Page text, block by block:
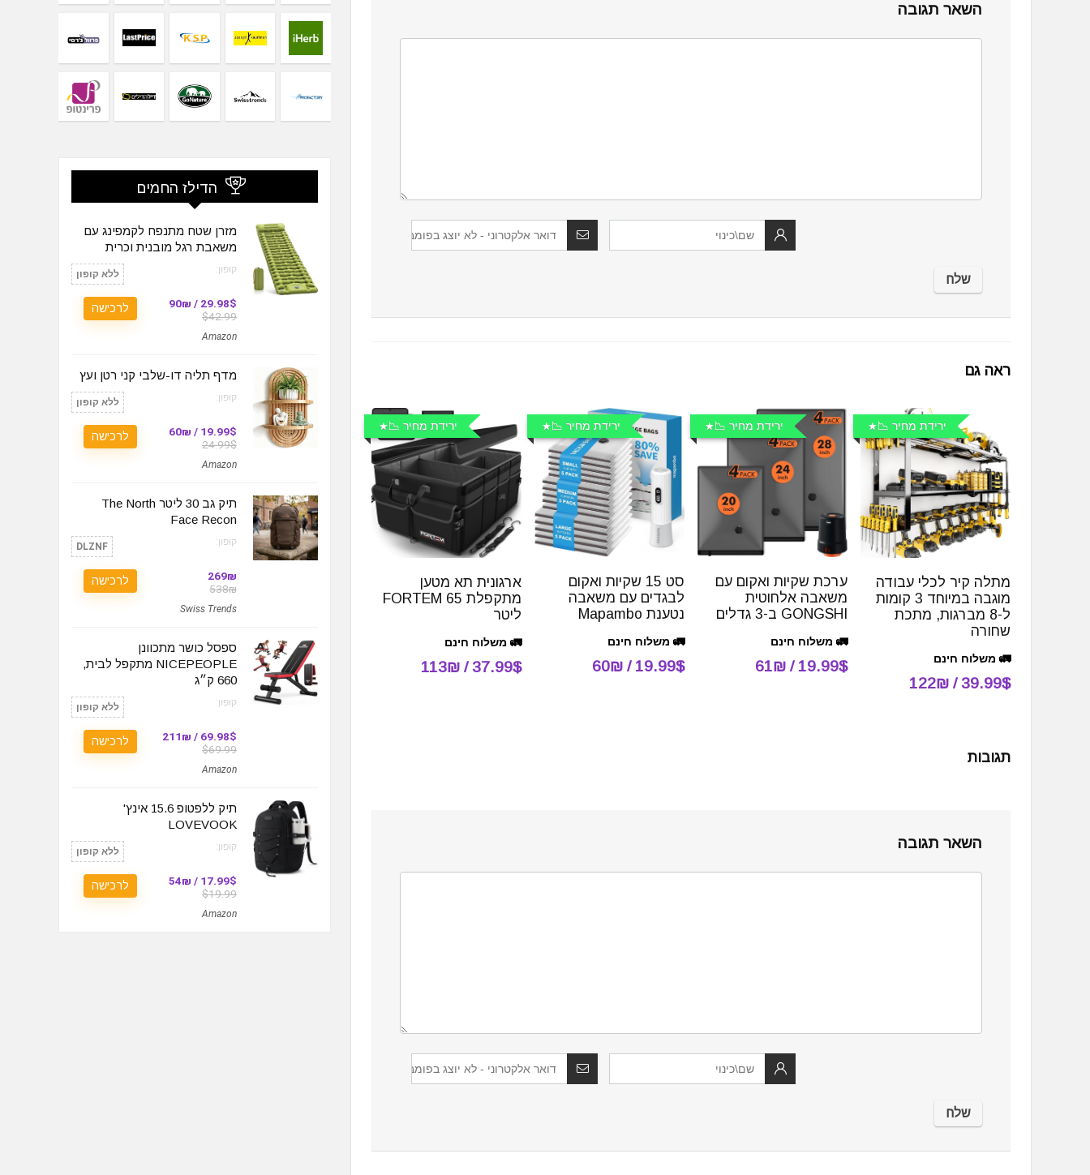
k
השאר תגובה
ראה גם
ירידת מחיר 📉
מתלה קיר לכלי עבודה
מוגבה במיוחד 3 קומות
ל-8 מברגות, מתכת
שחורה
🚛 משלוח חינם
39.99$ / 122₪
ירידת מחיר 📉
ערכת שקיות ואקום עם
משאבה אלחוטית
GONGSHI ב-3 גדלים
🚛 משלוח חינם
19.99$ / 61₪
ירידת מחיר 📉
סט 15 שקיות ואקום
לבגדים עם משאבה
נטענת Mapambo
🚛 משלוח חינם
19.99$ / 60₪
ירידת מחיר 📉
ארגונית תא מטען
מתקפלת FORTEM 65
ליטר
🚛 משלוח חינם
37.99$ / 113₪
תגובות
השאר תגובה
הדילז החמים
מזרן שטח מתנפח לקמפינג עם
משאבת רגל מובנית וכרית
קופון: ללא קופון
29.98$ / 90₪
$42.99
Amazon
לרכישה
מדף תליה דו-שלבי קני רטן ועץ
קופון: ללא קופון
19.99$ / 60₪
24.99$
Amazon
לרכישה
תיק גב 30 ליטר The North
Face Recon
קופון: DLZNF
269₪
538₪
Swiss Trends
לרכישה
ספסל כושר מתכוונן
NICEPEOPLE מתקפל לבית,
660 ק״ג
קופון: ללא קופון
69.98$ / 211₪
$69.99
Amazon
לרכישה
תיק ללפטופ 15.6 אינץ'
LOVEVOOK
קופון: ללא קופון
17.99$ / 54₪
$19.99
Amazon
לרכישה